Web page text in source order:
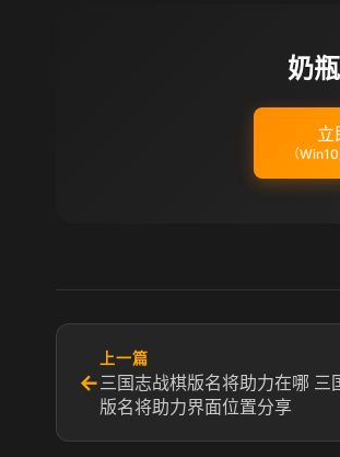
奶
立
（
←
上一篇
三国志战棋版名将助力在哪 三
版名将助力界面位置分享